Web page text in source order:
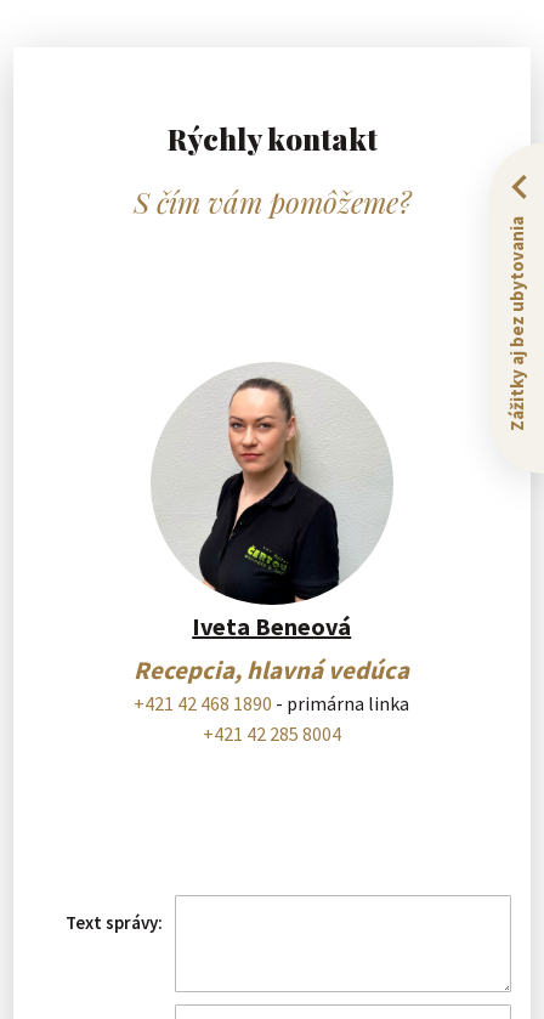
Zážitky aj bez ubytovania
Rýchly kontakt
S čím vám pomôžeme?
Text správy:
Iveta Beneová
Recepcia, hlavná vedúca
+421 42 468 1890 - primárna linka
+421 42 285 8004